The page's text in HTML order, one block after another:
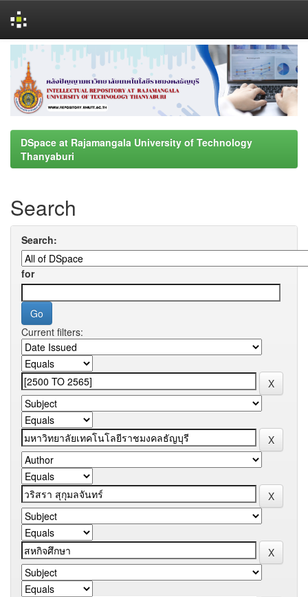
navigation
DSpace at Rajamangala University of Technology
Thanyaburi
Search
Search:
for
Current filters: